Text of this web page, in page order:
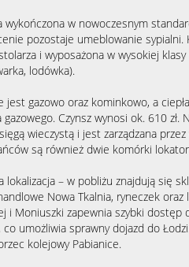
wykończona w nowoczesnym
pozostaje umeblowanie sypialni.
i wyposażona w wysokiej
lodówka).
jest gazowo oraz kominkowo, a
Czynsz wynosi ok. 610 zł.
wieczystą i jest zarządzana
są również dwie komórki
lokalizacja – w pobliżu znajdują się
Nowa Tkalnia, ryneczek oraz
i Moniuszki zapewnia szybki dostęp
umożliwia sprawny dojazd do
kolejowy Pabianice.